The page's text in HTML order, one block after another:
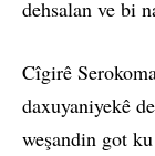
dehsalan ve bi
Cîgirê
daxuyaniyekê
weşandin got